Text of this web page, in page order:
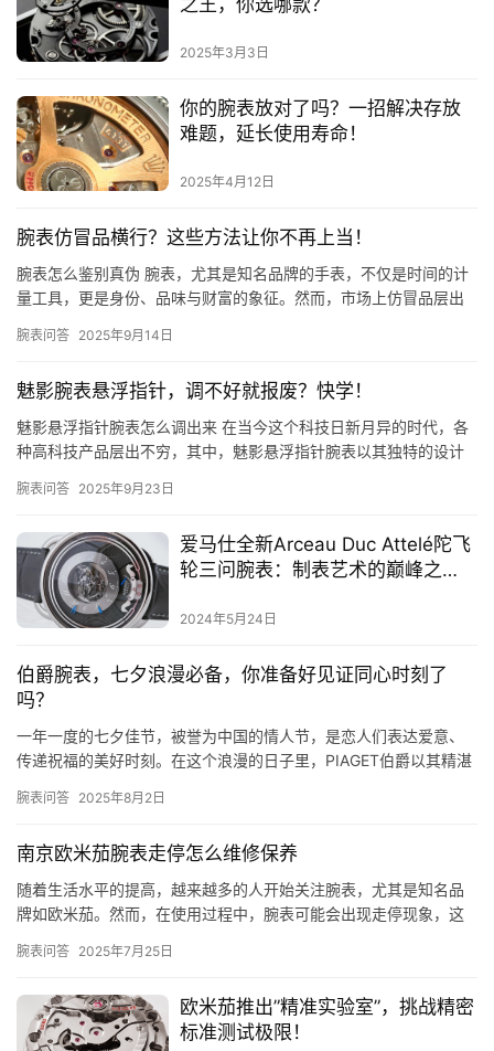
之王，你选哪款？
2025年3月3日
你的腕表放对了吗？一招解决存放
难题，延长使用寿命！
2025年4月12日
腕表仿冒品横行？这些方法让你不再上当！
腕表怎么鉴别真伪 腕表，尤其是知名品牌的手表，不仅是时间的计
量工具，更是身份、品味与财富的象征。然而，市场上仿冒品层出
于保…
腕表问答 2025年9月14日
魅影腕表悬浮指针，调不好就报废？快学！
魅影悬浮指针腕表怎么调出来 在当今这个科技日新月异的时代，各
种高科技产品层出不穷，其中，魅影悬浮指针腕表以其独特的设计
来呢…
腕表问答 2025年9月23日
爱马仕全新Arceau Duc Attelé陀飞
轮三问腕表：制表艺术的巅峰之
2024年5月24日
伯爵腕表，七夕浪漫必备，你准备好见证同心时刻了
吗？
一年一度的七夕佳节，被誉为中国的情人节，是恋人们表达爱意、
传递祝福的美好时刻。在这个浪漫的日子里，PIAGET伯爵以其精湛
腕表问答 2025年8月2日
南京欧米茄腕表走停怎么维修保养
随着生活水平的提高，越来越多的人开始关注腕表，尤其是知名品
牌如欧米茄。然而，在使用过程中，腕表可能会出现走停现象，这
我们应…
腕表问答 2025年7月25日
欧米茄推出”精准实验室”，挑战精密
标准测试极限！